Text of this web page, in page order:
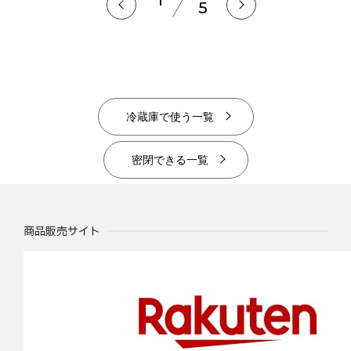
5
冷蔵庫で使う一覧
密閉できる一覧
商品販売サイト